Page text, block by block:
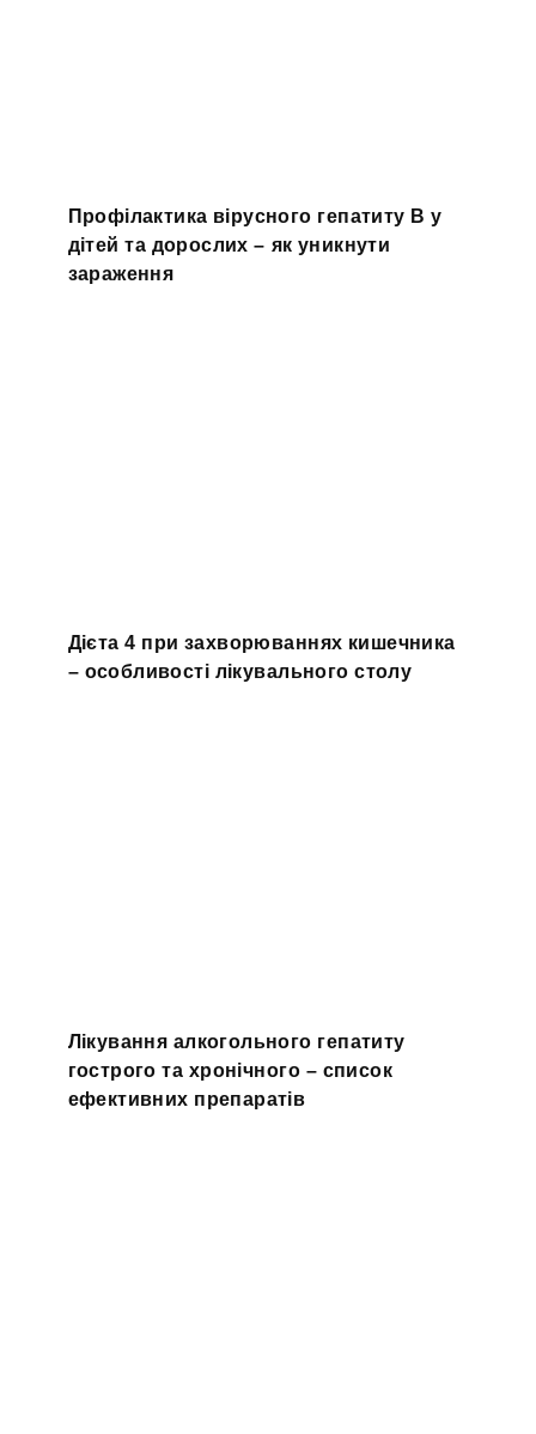
Профілактика вірусного гепатиту В у
дітей та дорослих – як уникнути
зараження
Дієта 4 при захворюваннях кишечника
– особливості лікувального столу
Лікування алкогольного гепатиту
гострого та хронічного – список
ефективних препаратів